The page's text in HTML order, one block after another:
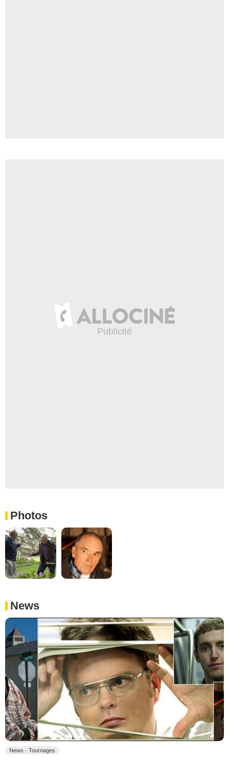
Photos
News
News - Tournages